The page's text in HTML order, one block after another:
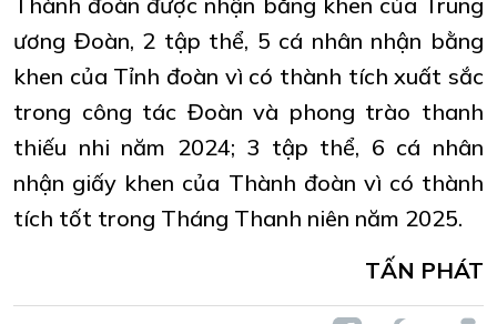
ương Đoàn, 2 tập thể, 5 cá nhân nhận bằng
khen của Tỉnh đoàn vì có thành tích xuất sắc
trong công tác Đoàn và phong trào thanh
thiếu nhi năm 2024; 3 tập thể, 6 cá nhân
nhận giấy khen của Thành đoàn vì có thành
tích tốt trong Tháng Thanh niên năm 2025.
TẤN PHÁT